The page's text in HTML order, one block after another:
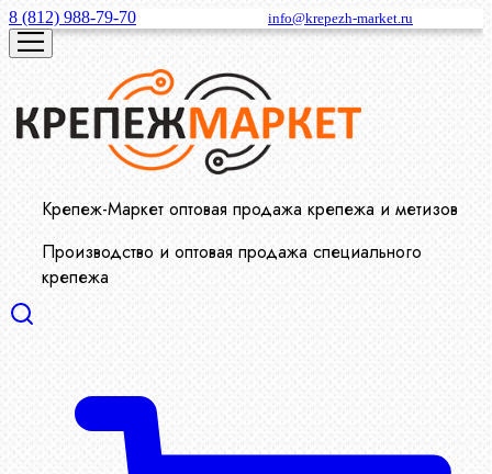
8 (812) 988-79-70 info@krepezh-market.ru
Крепеж-Маркет оптовая продажа крепежа и метизов
Производство и оптовая продажа специального
крепежа